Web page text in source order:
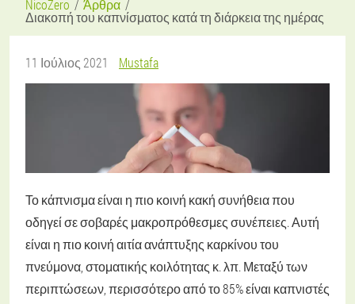
NicoZero Άρθρα
Διακοπή του καπνίσματος κατά τη διάρκεια της ημέρας
11 Ιούλιος 2021 Mustafa
Το κάπνισμα είναι η πιο κοινή κακή συνήθεια που
οδηγεί σε σοβαρές μακροπρόθεσμες συνέπειες. Αυτή
είναι η πιο κοινή αιτία ανάπτυξης καρκίνου του
πνεύμονα, στοματικής κοιλότητας κ. λπ. Μεταξύ των
περιπτώσεων, περισσότερο από το 85% είναι καπνιστές